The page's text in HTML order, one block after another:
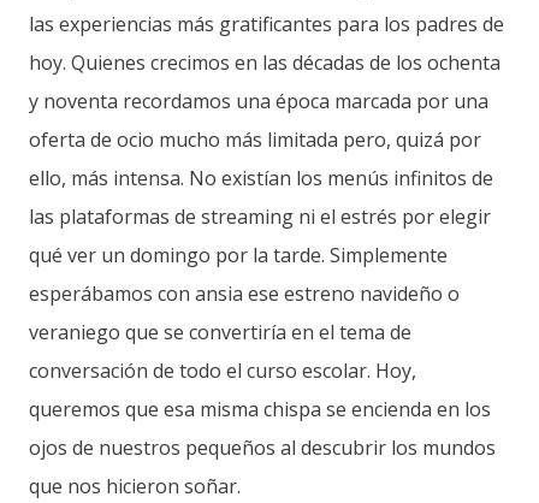
las experiencias más gratificantes para los padres de
hoy. Quienes crecimos en las décadas de los ochenta
y noventa recordamos una época marcada por una
oferta de ocio mucho más limitada pero, quizá por
ello, más intensa. No existían los menús infinitos de
las plataformas de streaming ni el estrés por elegir
qué ver un domingo por la tarde. Simplemente
esperábamos con ansia ese estreno navideño o
veraniego que se convertiría en el tema de
conversación de todo el curso escolar. Hoy,
queremos que esa misma chispa se encienda en los
ojos de nuestros pequeños al descubrir los mundos
que nos hicieron soñar.